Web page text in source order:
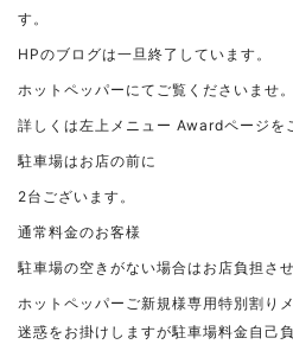
す。
HPのブログは一旦終了しています。
ホットペッパーにてご覧くださいませ。
詳しくは左上メニュー Awardページを
駐車場はお店の前に
2台ございます。
通常料金のお客様
駐車場の空きがない場合はお店負担さ
ホットペッパーご新規様専用特別割り
迷惑をお掛けしますが駐車場料金自